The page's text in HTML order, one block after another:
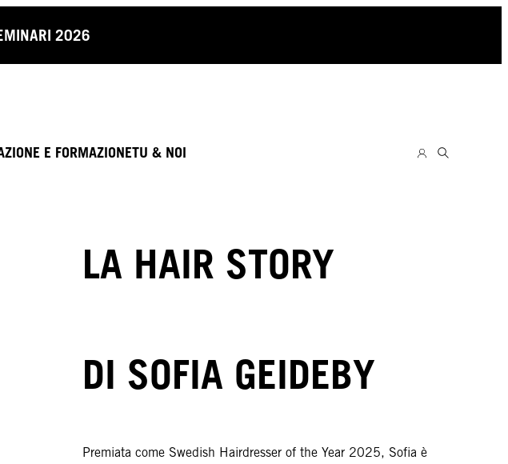
2026
E FORMAZIONETU & NOI
LA HAIR STORY
DI SOFIA GEIDEBY
Premiata come Swedish Hairdresser of the Year 2025, Sofia è